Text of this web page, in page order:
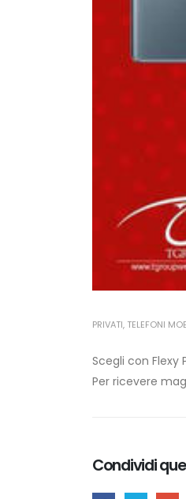
PRIVATI, TELEFONI
Scegli con Flexy
Per ricevere
Condividi